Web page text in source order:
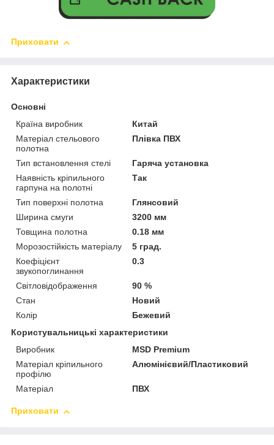
Приховати
Характеристики
Основні
Країна виробник
Китай
Матеріал стельового
полотна
Плівка ПВХ
Тип встановлення стелі
Гаряча установка
Наявність кріпильного
гарпуна на полотні
Так
Тип поверхні полотна
Глянсовий
Ширина смуги
3200 мм
Товщина полотна
0.18 мм
Морозостійкість матеріалу
5 град.
Коефіцієнт
звукопоглинання
0.3
Світловідображення
90 %
Стан
Новий
Колір
Бежевий
Користувальницькі характеристики
Виробник
MSD Premium
Матеріал кріпильного
профілю
Алюмінієвий/Пластиковий
Матеріал ПВХ
Приховати